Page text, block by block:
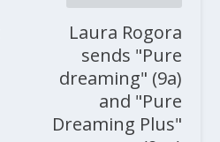
Laura Rogora
sends "Pure
dreaming" (9a)
and "Pure
Dreaming Plus"